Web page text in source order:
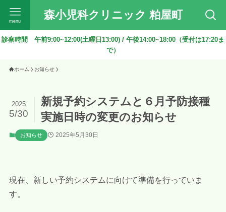
森小児科クリニック 粕屋町
menu
診察時間 午前9:00~12:00(土曜日13:00) / 午後14:00~18:00（受付は17:20ま
で）
ホーム お知らせ
新規予約システムと６月予防接種
実施日時の変更のお知らせ
2025
5/30
お知らせ 2025年5月30日
現在、新しい予約システムに向けて準備を行っていま
す。